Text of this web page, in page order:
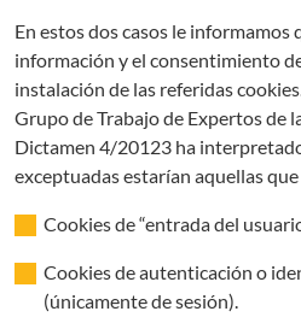
En estos dos casos le informamos
información y el consentimiento
instalación de las referidas
Grupo de Trabajo de Expertos de
Dictamen 4/20123 ha
exceptuadas estarían aquellas
Cookies de “entrada del
Cookies de autenticación o
(únicamente de sesión).